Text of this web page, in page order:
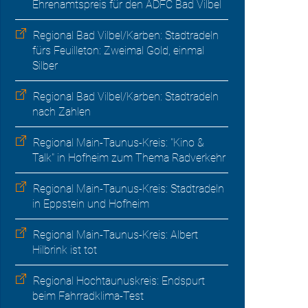
Ehrenamtspreis für den ADFC Bad Vilbel
Regional Bad Vilbel/Karben: Stadtradeln
fürs Feuilleton: Zweimal Gold, einmal
Silber
Regional Bad Vilbel/Karben: Stadtradeln
nach Zahlen
Regional Main-Taunus-Kreis: "Kino &
Talk" in Hofheim zum Thema Radverkehr
Regional Main-Taunus-Kreis: Stadtradeln
in Eppstein und Hofheim
Regional Main-Taunus-Kreis: Albert
Hilbrink ist tot
Regional Hochtaunuskreis: Endspurt
beim Fahrradklima-Test